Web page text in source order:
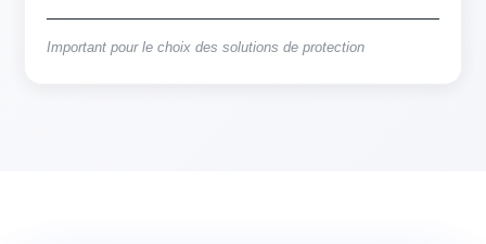
Important pour le choix des solutions de protection